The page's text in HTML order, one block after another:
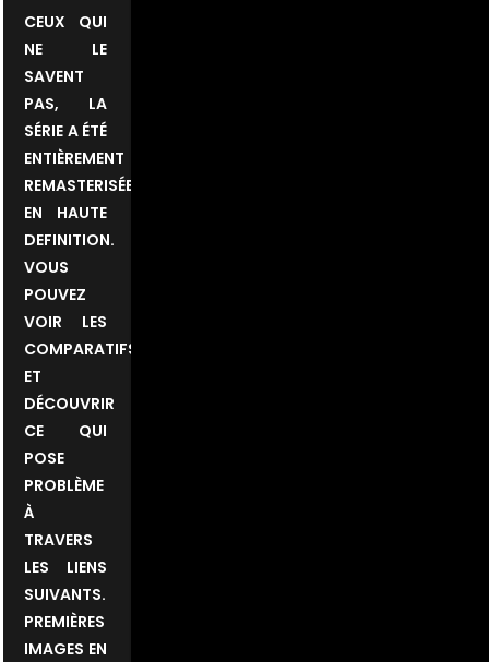
CEUX QUI
NE LE
SAVENT
PAS, LA
SÉRIE A ÉTÉ
ENTIÈREMENT
REMASTERISÉE
EN HAUTE
DEFINITION.
VOUS
POUVEZ
VOIR LES
COMPARATIFS
ET
DÉCOUVRIR
CE QUI
POSE
PROBLÈME
À
TRAVERS
LES LIENS
SUIVANTS.
PREMIÈRES
IMAGES EN